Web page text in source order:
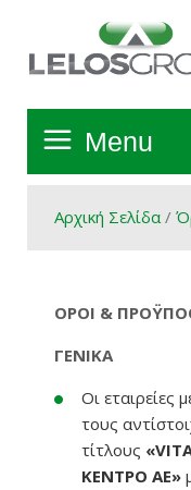
Menu
Αρχική
Πανελλαδικό
Προϊόντα
Αρχική Σελίδα/
ΟΡΟΙ &
ΓΕΝΙΚΑ
Οι εταιρείες
τους
τίτλους
ΚΕΝΤΡΟ AE»